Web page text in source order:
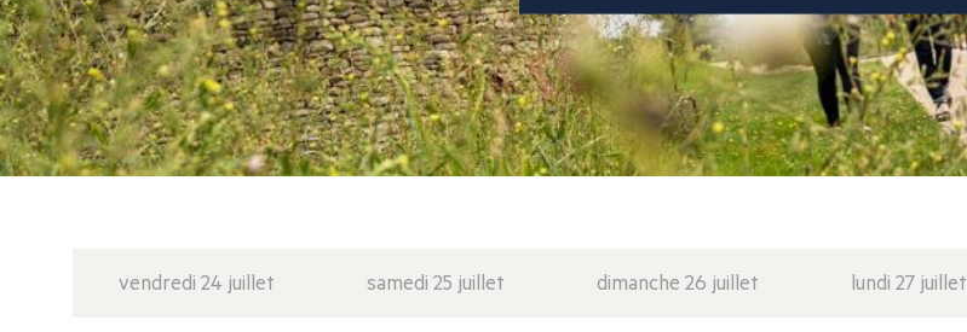
vendredi 24 juillet samedi 25 juillet dimanche 26 juillet lundi 27 juillet